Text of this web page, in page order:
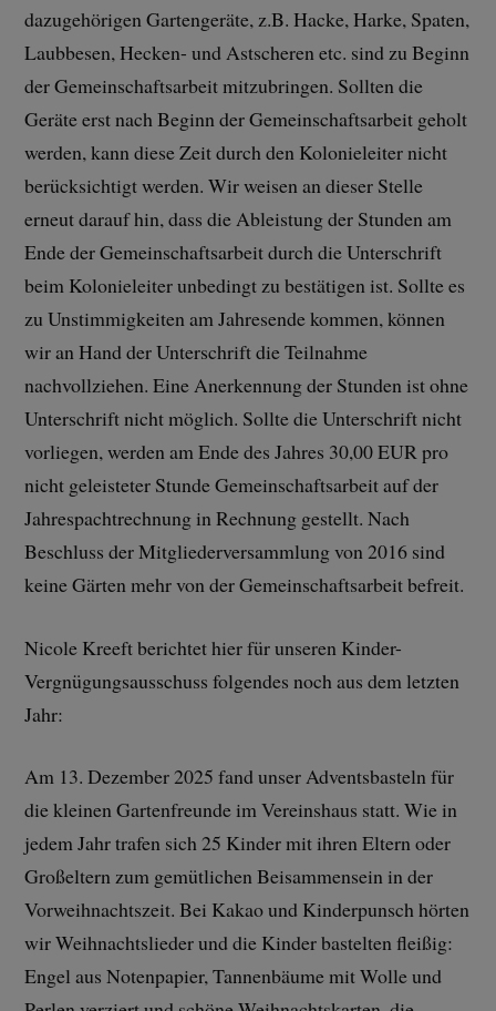
dazugehörigen Gartengeräte, z.B. Hacke, Harke, Spaten,
Laubbesen, Hecken- und Astscheren etc. sind zu Beginn
der Gemeinschaftsarbeit mitzubringen. Sollten die
Geräte erst nach Beginn der Gemeinschaftsarbeit geholt
werden, kann diese Zeit durch den Kolonieleiter nicht
berücksichtigt werden. Wir weisen an dieser Stelle
erneut darauf hin, dass die Ableistung der Stunden am
Ende der Gemeinschaftsarbeit durch die Unterschrift
beim Kolonieleiter unbedingt zu bestätigen ist. Sollte es
zu Unstimmigkeiten am Jahresende kommen, können
wir an Hand der Unterschrift die Teilnahme
nachvollziehen. Eine Anerkennung der Stunden ist ohne
Unterschrift nicht möglich. Sollte die Unterschrift nicht
vorliegen, werden am Ende des Jahres 30,00 EUR pro
nicht geleisteter Stunde Gemeinschaftsarbeit auf der
Jahrespachtrechnung in Rechnung gestellt. Nach
Beschluss der Mitgliederversammlung von 2016 sind
keine Gärten mehr von der Gemeinschaftsarbeit befreit.
Nicole Kreeft berichtet hier für unseren Kinder-
Vergnügungsausschuss folgendes noch aus dem letzten
Jahr:
Am 13. Dezember 2025 fand unser Adventsbasteln für
die kleinen Gartenfreunde im Vereinshaus statt. Wie in
jedem Jahr trafen sich 25 Kinder mit ihren Eltern oder
Großeltern zum gemütlichen Beisammensein in der
Vorweihnachtszeit. Bei Kakao und Kinderpunsch hörten
wir Weihnachtslieder und die Kinder bastelten fleißig:
Engel aus Notenpapier, Tannenbäume mit Wolle und